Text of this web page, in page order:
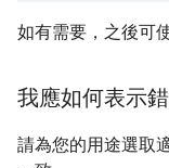
如有需要，之後可
我應如何表示
請為您的用途選取